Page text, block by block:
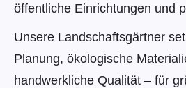
öffentliche Einrichtungen und
Unsere Landschaftsgärtner
Planung, ökologische
handwerkliche Qualität – für